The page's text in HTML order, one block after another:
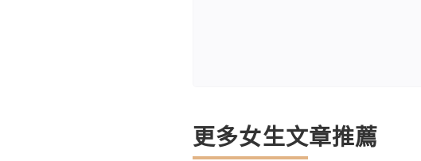
更多女生文章推薦